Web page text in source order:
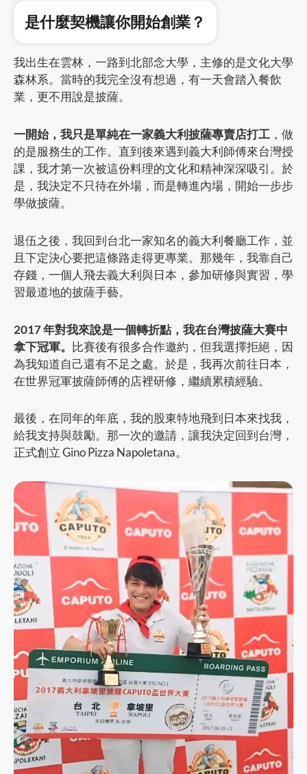
是什麼契機讓你開始創業？
我出生在雲林，一路到北部念大學，主修的是文化大學
森林系。當時的我完全沒有想過，有一天會踏入餐飲
業，更不用說是披薩。
一開始，我只是單純在一家義大利披薩專賣店打工 ，做
的是服務生的工作。直到後來遇到義大利師傅來台灣授
課，我才第一次被這份料理的文化和精神深深吸引。於
是，我決定不只待在外場，而是轉進內場，開始一步步
學做披薩。
退伍之後，我回到台北一家知名的義大利餐廳工作，並
且下定決心要把這條路走得更專業。那幾年，我靠自己
存錢，一個人飛去義大利與日本，參加研修與實習，學
習最道地的披薩手藝。
2017 年對我來說是一個轉折點，我在台灣披薩大賽中
拿下冠軍。 比賽後有很多合作邀約，但我選擇拒絕，因
為我知道自己還有不足之處。於是，我再次前往日本，
在世界冠軍披薩師傅的店裡研修，繼續累積經驗。
最後，在同年的年底，我的股東特地飛到日本來找我，
給我支持與鼓勵。那一次的邀請，讓我決定回到台灣，
正式創立 Gino Pizza Napoletana。